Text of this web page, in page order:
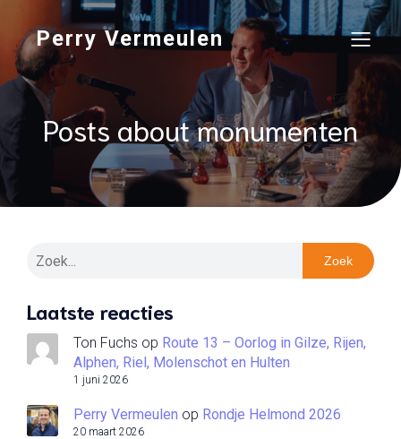
Perry Vermeulen
Posts about monumenten
Zoek
Laatste reacties
Ton Fuchs op Route 13 – Oorlog in Gilze, Rijen,
Alphen, Riel, Molenschot en Hulten
1 juni 2026
Perry Vermeulen op Rondje Helmond 2026
20 maart 2026